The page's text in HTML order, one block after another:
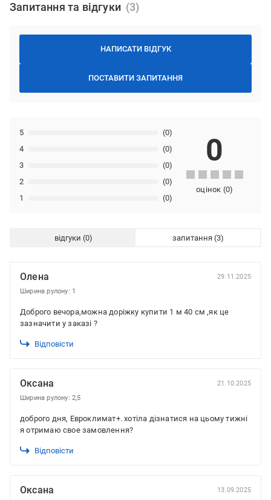
Запитання та відгуки
НАПИСАТИ ВІДГУК
ПОСТАВИТИ ЗАПИТАННЯ
1 (0)
2 (0)
3 (0)
4 (0)
5 (0)
0
оцінок (0)
відгуки запитання
Олена
29.11.2025
Ширина рулону: 1
Доброго вечора,можна доріжку купити 1 м 40 см ,як це
зазначити у заказі ?
Відповісти
Оксана
21.10.2025
Ширина рулону: 2,5
доброго дня, Евроклимат+. хотіла дізнатися на цьому тижні
я отримаю свое замовлення?
Відповісти
Оксана
13.09.2025